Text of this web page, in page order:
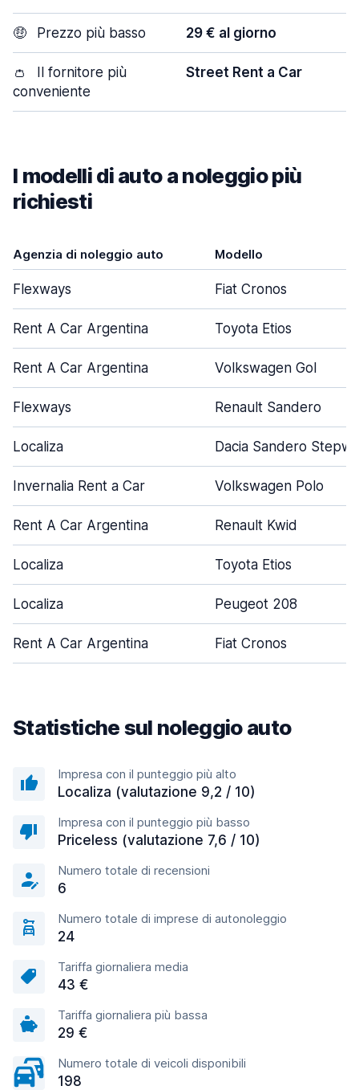
🤑 Prezzo più basso 29 € al giorno
👛
Il fornitore più
conveniente
Street Rent a Car
I modelli di auto a noleggio più
richiesti
Agenzia di noleggio auto Modello
Flexways Fiat Cronos
Rent A Car Argentina Toyota Etios
Rent A Car Argentina Volkswagen Gol
Flexways Renault Sandero
Localiza Dacia Sandero
Invernalia Rent a Car Volkswagen Polo
Rent A Car Argentina Renault Kwid
Localiza Toyota Etios
Localiza Peugeot 208
Rent A Car Argentina Fiat Cronos
Statistiche sul noleggio auto
Impresa con il punteggio più alto
Localiza (valutazione 9,2 / 10)
Impresa con il punteggio più basso
Priceless (valutazione 7,6 / 10)
Numero totale di recensioni
6
Numero totale di imprese di autonoleggio
24
Tariffa giornaliera media
43 €
Tariffa giornaliera più bassa
29 €
Numero totale di veicoli disponibili
198